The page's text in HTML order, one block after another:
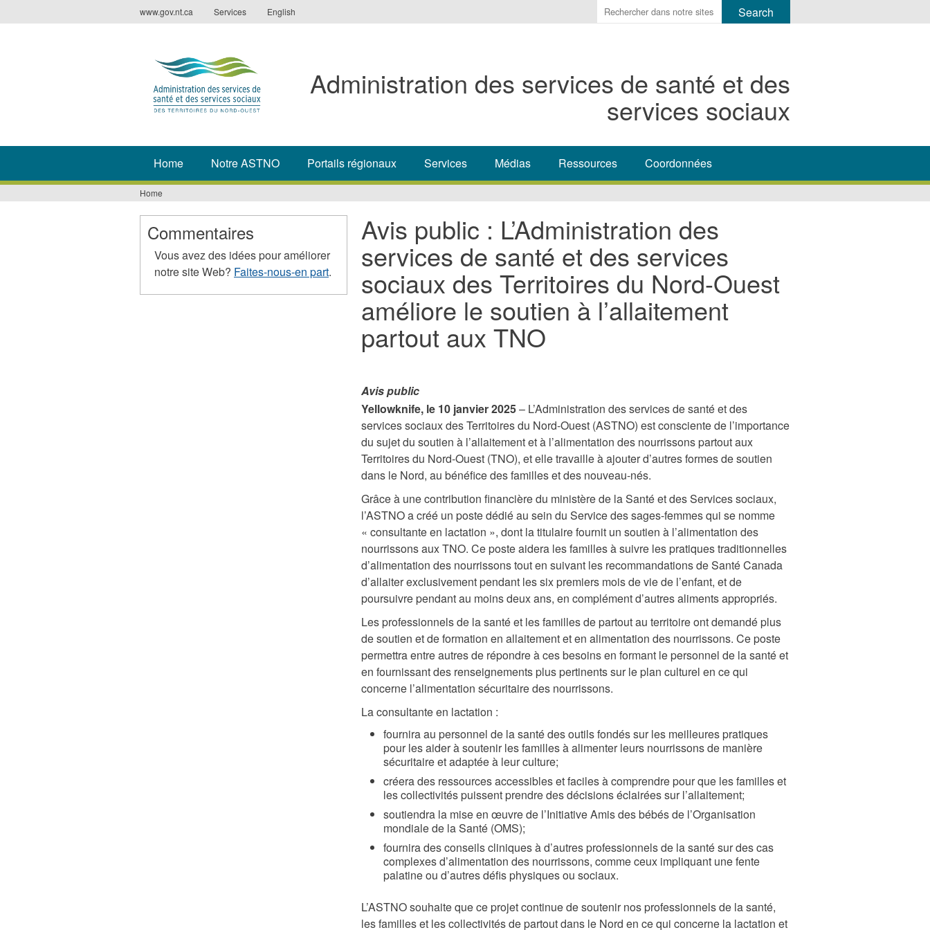
to
www.gov.nt.ca Services English
Enter
the
to
search
for.
Administration des services de santé et des
services sociaux
Home Notre ASTNO Portails régionaux Services Médias Ressources Coordonnées
You
are
here
Home
Avis public : L’Administration des
services de santé et des services
sociaux des Territoires du Nord-Ouest
améliore le soutien à l’allaitement
partout aux TNO
Avis public
Yellowknife, le 10 janvier 2025– L’Administration des services de santé et des
services sociaux des Territoires du Nord-Ouest (ASTNO) est consciente de l’importance
du sujet du soutien à l’allaitement et à l’alimentation des nourrissons partout aux
Territoires du Nord-Ouest (TNO), et elle travaille à ajouter d’autres formes de soutien
dans le Nord, au bénéfice des familles et des nouveau-nés.
Grâce à une contribution financière du ministère de la Santé et des Services sociaux,
l’ASTNO a créé un poste dédié au sein du Service des sages-femmes qui se nomme
« consultante en lactation », dont la titulaire fournit un soutien à l’alimentation des
nourrissons aux TNO. Ce poste aidera les familles à suivre les pratiques traditionnelles
d’alimentation des nourrissons tout en suivant les recommandations de Santé Canada
d’allaiter exclusivement pendant les six premiers mois de vie de l’enfant, et de
poursuivre pendant au moins deux ans, en complément d’autres aliments appropriés.
Les professionnels de la santé et les familles de partout au territoire ont demandé plus
de soutien et de formation en allaitement et en alimentation des nourrissons. Ce poste
permettra entre autres de répondre à ces besoins en formant le personnel de la santé et
en fournissant des renseignements plus pertinents sur le plan culturel en ce qui
concerne l’alimentation sécuritaire des nourrissons.
La consultante en lactation :
fournira au personnel de la santé des outils fondés sur les meilleures pratiques
pour les aider à soutenir les familles à alimenter leurs nourrissons de manière
sécuritaire et adaptée à leur culture;
créera des ressources accessibles et faciles à comprendre pour que les familles et
les collectivités puissent prendre des décisions éclairées sur l’allaitement;
soutiendra la mise en œuvre de l’Initiative Amis des bébés de l’Organisation
mondiale de la Santé (OMS);
fournira des conseils cliniques à d’autres professionnels de la santé sur des cas
complexes d’alimentation des nourrissons, comme ceux impliquant une fente
palatine ou d’autres défis physiques ou sociaux.
L’ASTNO souhaite que ce projet continue de soutenir nos professionnels de la santé,
les familles et les collectivités de partout dans le Nord en ce qui concerne la lactation et
Commentaires
Vous avez des idées pour améliorer
notre site Web? Faites-nous-en part.